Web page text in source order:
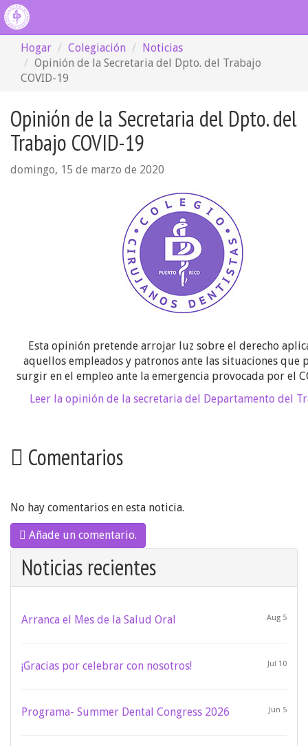
Hogar Colegiación
Noticias
Opinión de la Secretaria del Dpto. del Trabajo
COVID-19
Opinión de la Secretaria del Dpto. del
Trabajo COVID-19
domingo, 15 de marzo de 2020
Esta opinión pretende arrojar luz sobre el derecho
aquellos empleados y patronos ante las situaciones que
surgir en el empleo ante la emergencia provocada por el
Leer la opinión de la secretaria del Departamento del
Comentarios
No hay comentarios en esta noticia.
Añade un comentario.
Noticias recientes
Aug 5
Arranca el Mes de la Salud Oral
Jul 10
¡Gracias por celebrar con nosotros!
Jun 5
Programa- Summer Dental Congress 2026